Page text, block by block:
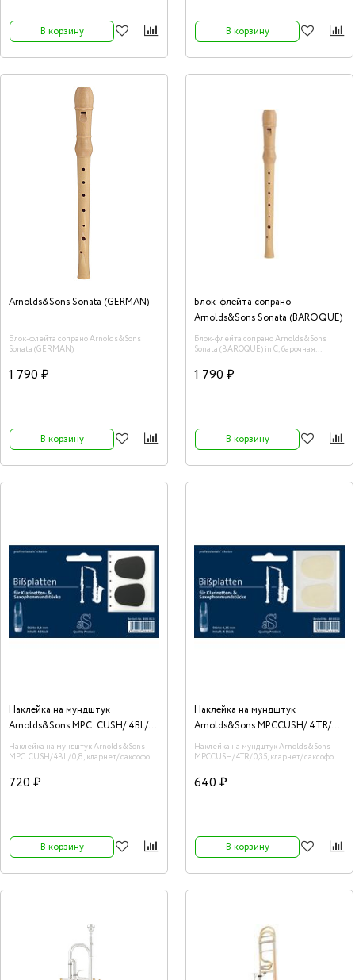
В корзину В корзину
Arnolds&Sons Sonata (GERMAN)
Блок-флейта сопрано Arnolds&Sons
Sonata (GERMAN)
1 790 ₽
В корзину
Блок-флейта сопрано
Arnolds&Sons Sonata (BAROQUE)
Блок-флейта сопрано Arnolds&Sons
Sonata (BAROQUE) in C, барочная
1 790 ₽
В корзину
Наклейка на мундштук
Arnolds&Sons MPC. CUSH/ 4BL/
0,8
Наклейка на мундштук Arnolds&Sons
MPC. CUSH/ 4BL/ 0,8, кларнет/ саксофон,
720 ₽
В корзину
Наклейка на мундштук
Arnolds&Sons MPCCUSH/ 4TR/
0,35
Наклейка на мундштук Arnolds&Sons
MPCCUSH/ 4TR/ 0,35, кларнет/ саксофон,
640 ₽
В корзину